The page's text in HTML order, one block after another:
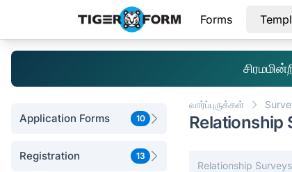
Forms
Application Forms 10
Registration 13
வார்ப்புருக்கள்
Relationship
Relationship Surveys